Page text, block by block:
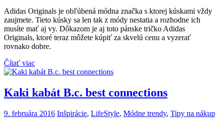
Adidas Originals je obľúbená módna značka s ktorej kúskami vždy
zaujmete. Tieto kúsky sa len tak z módy nestatia a rozhodne ich
musíte mať aj vy. Dôkazom je aj toto pánske tričko Adidas
Originals, ktoré teraz môžete kúpiť za skvelú cenu a vyzerať
rovnako dobre.
Čítať viac
Kaki kabát B.c. best connections
9. februára 2016 Inšpirácie, LifeStyle, Módne trendy, Tipy na nákup